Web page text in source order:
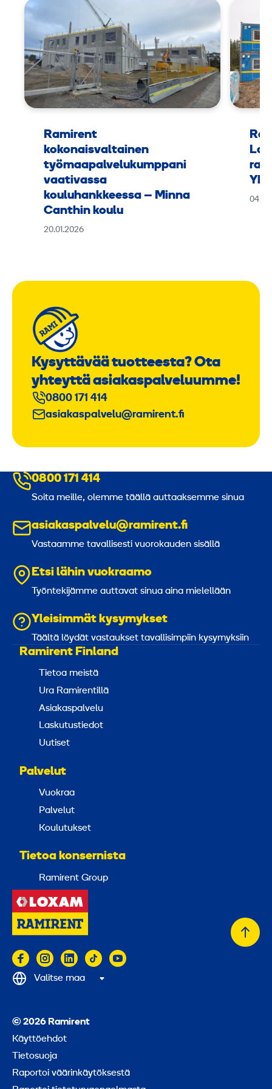
Ramirent
kokonaisvaltainen
työmaapalvelukumppani
vaativassa
kouluhankkeessa – Minna
Canthin koulu
20.01.2026
Kysyttävää tuotteesta? Ota
yhteyttä asiakaspalveluumme!
0800 171 414
asiakaspalvelu@ramirent.fi
0800 171 414
Soita meille, olemme täällä auttaaksemme sinua
asiakaspalvelu@ramirent.fi
Vastaamme tavallisesti vuorokauden sisällä
Etsi lähin vuokraamo
Työntekijämme auttavat sinua aina mielellään
Yleisimmät kysymykset
Täältä löydät vastaukset tavallisimpiin kysymyksiin
Ramirent Finland
Tietoa meistä
Ura Ramirentillä
Asiakaspalvelu
Laskutustiedot
Uutiset
Palvelut
Vuokraa
Palvelut
Koulutukset
Tietoa konsernista
Ramirent Group
© 2026 Ramirent
Käyttöehdot
Tietosuoja
Raportoi väärinkäytöksestä
Valitse maa